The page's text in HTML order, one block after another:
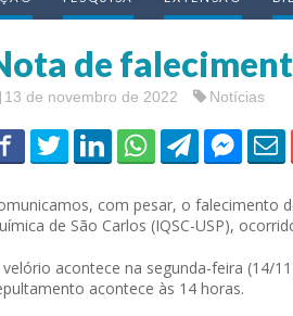
de
13 de novembro de 2022 Notícias
com pesar, o falecimento
de São Carlos (IQSC-USP),
velório acontece na segunda-feira (14/
acontece às 14 horas.